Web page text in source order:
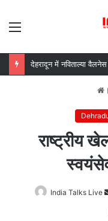
राष्ट्रीय
India Talks Live